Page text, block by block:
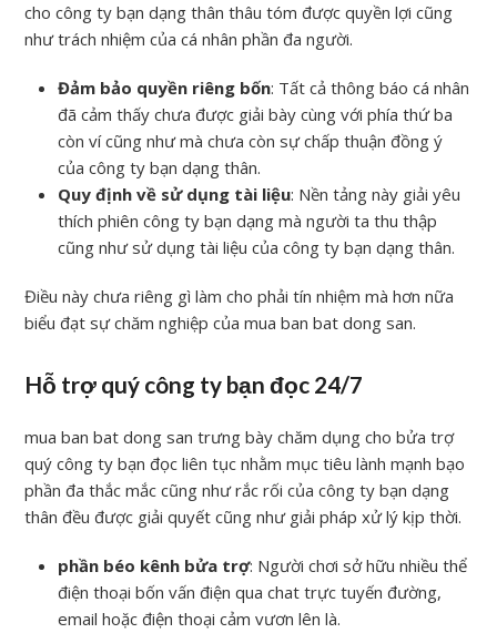
cho công ty bạn dạng thân thâu tóm được quyền lợi cũng
như trách nhiệm của cá nhân phần đa người.
Đảm bảo quyền riêng bốn: Tất cả thông báo cá nhân
đã cảm thấy chưa được giải bày cùng với phía thứ ba
còn ví cũng như mà chưa còn sự chấp thuận đồng ý
của công ty bạn dạng thân.
Quy định về sử dụng tài liệu: Nền tảng này giải yêu
thích phiên công ty bạn dạng mà người ta thu thập
cũng như sử dụng tài liệu của công ty bạn dạng thân.
Điều này chưa riêng gì làm cho phải tín nhiệm mà hơn nữa
biểu đạt sự chăm nghiệp của mua ban bat dong san.
Hỗ trợ quý công ty bạn đọc 24/7
mua ban bat dong san trưng bày chăm dụng cho bửa trợ
quý công ty bạn đọc liên tục nhằm mục tiêu lành mạnh bạo
phần đa thắc mắc cũng như rắc rối của công ty bạn dạng
thân đều được giải quyết cũng như giải pháp xử lý kịp thời.
phần béo kênh bửa trợ: Người chơi sở hữu nhiều thể
điện thoại bốn vấn điện qua chat trực tuyến đường,
email hoặc điện thoại cảm vươn lên là.